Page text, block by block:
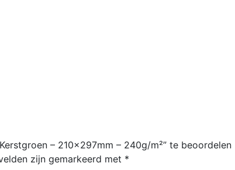
– 210x297mm – 240g/m²” te beoordelen
zijn gemarkeerd met *